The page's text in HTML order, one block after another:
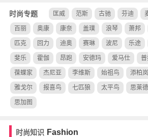
时尚专题 匡威 范斯 古驰 芬迪
百丽 奥康 康奈 盖璞 浪琴 萧邦
匹克 回力 迪奥 赛琳 波尼 乐途
斐乐 霍伽 昂跑 安德玛 爱马仕
葆蝶家 杰尼亚 李维斯 始祖鸟 添柏岚
雅戈尔 报喜鸟 七匹狼 太平鸟 思莱德
思加图
时尚知识 Fashion